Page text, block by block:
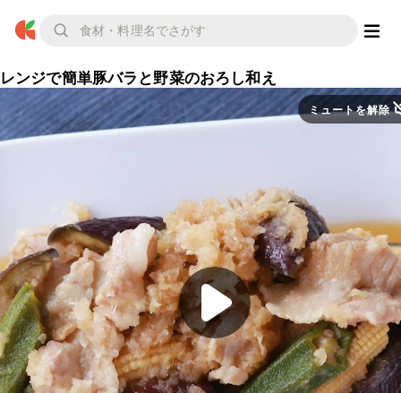
レンジで簡単豚バラと野菜のおろし和え
ミュートを解除